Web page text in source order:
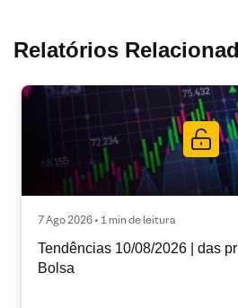
Relatórios
7 Ago 2026 • 1 min de leitura
Tendências 10/08/2026 | das
Bolsa